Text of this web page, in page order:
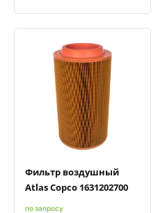
Быстрый просмотрДобавить к сравнению
Добавить в избранное
Фильтр воздушный
Atlas Copco 1631202700
по запросу